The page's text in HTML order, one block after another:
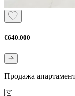
€640.000
Продажа